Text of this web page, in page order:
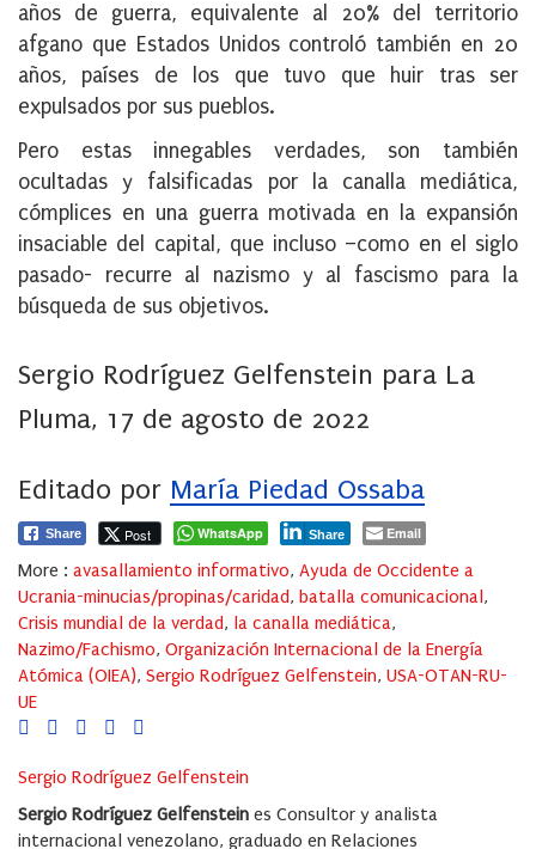
años de guerra, equivalente al 20% del territorio
afgano que Estados Unidos controló también en 20
años, países de los que tuvo que huir tras ser
expulsados por sus pueblos.
Pero estas innegables verdades, son también
ocultadas y falsificadas por la canalla mediática,
cómplices en una guerra motivada en la expansión
insaciable del capital, que incluso –como en el siglo
pasado- recurre al nazismo y al fascismo para la
búsqueda de sus objetivos.
Sergio Rodríguez Gelfenstein para La
Pluma, 17 de agosto de 2022
Editado por María Piedad Ossaba
Share Post WhatsApp Share Email
More : avasallamiento informativo, Ayuda de Occidente a
Ucrania-minucias/propinas/caridad, batalla comunicacional,
Crisis mundial de la verdad, la canalla mediática,
Nazimo/Fachismo, Organización Internacional de la Energía
Atómica (OIEA), Sergio Rodríguez Gelfenstein, USA-OTAN-RU-
UE
Sergio Rodríguez Gelfenstein
Sergio Rodríguez Gelfenstein es Consultor y analista
internacional venezolano, graduado en Relaciones